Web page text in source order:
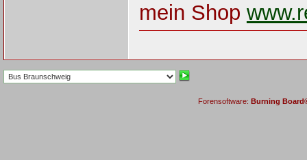
mein Shop
Forensoftware: Burning